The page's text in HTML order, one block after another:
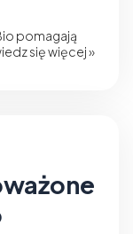
pomagają
się więcej »